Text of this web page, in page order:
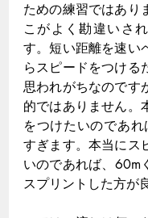
ための練習ではあり
こがよく勘違いさ
す。短い距離を速い
らスピードをつける
思われがちなのです
的ではありません。
をつけたいのであ
すぎます。本当にス
いのであれば、60m
スプリントした方が